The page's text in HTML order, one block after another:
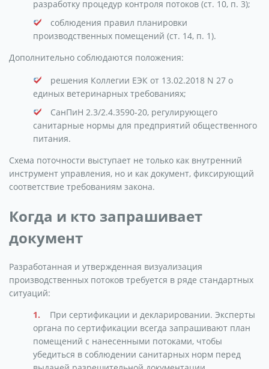
разработку процедур контроля потоков (ст. 10, п. 3);
соблюдения правил планировки
производственных помещений (ст. 14, п. 1).
Дополнительно соблюдаются положения:
решения Коллегии ЕЭК от 13.02.2018 N 27 о
единых ветеринарных требованиях;
СанПиН 2.3/2.4.3590-20, регулирующего
санитарные нормы для предприятий общественного
питания.
Схема поточности выступает не только как внутренний
инструмент управления, но и как документ, фиксирующий
соответствие требованиям закона.
Когда и кто запрашивает
документ
Разработанная и утвержденная визуализация
производственных потоков требуется в ряде стандартных
ситуаций:
При сертификации и декларировании. Эксперты
органа по сертификации всегда запрашивают план
помещений с нанесенными потоками, чтобы
убедиться в соблюдении санитарных норм перед